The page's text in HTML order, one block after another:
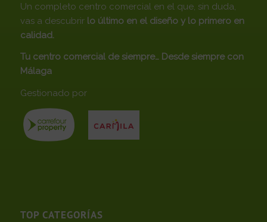
Un completo centro comercial en el que, sin duda,
vas a descubrir lo último en el diseño y lo primero en
calidad.
Tu centro comercial de siempre… Desde siempre con
Málaga
Gestionado por
TOP CATEGORÍAS